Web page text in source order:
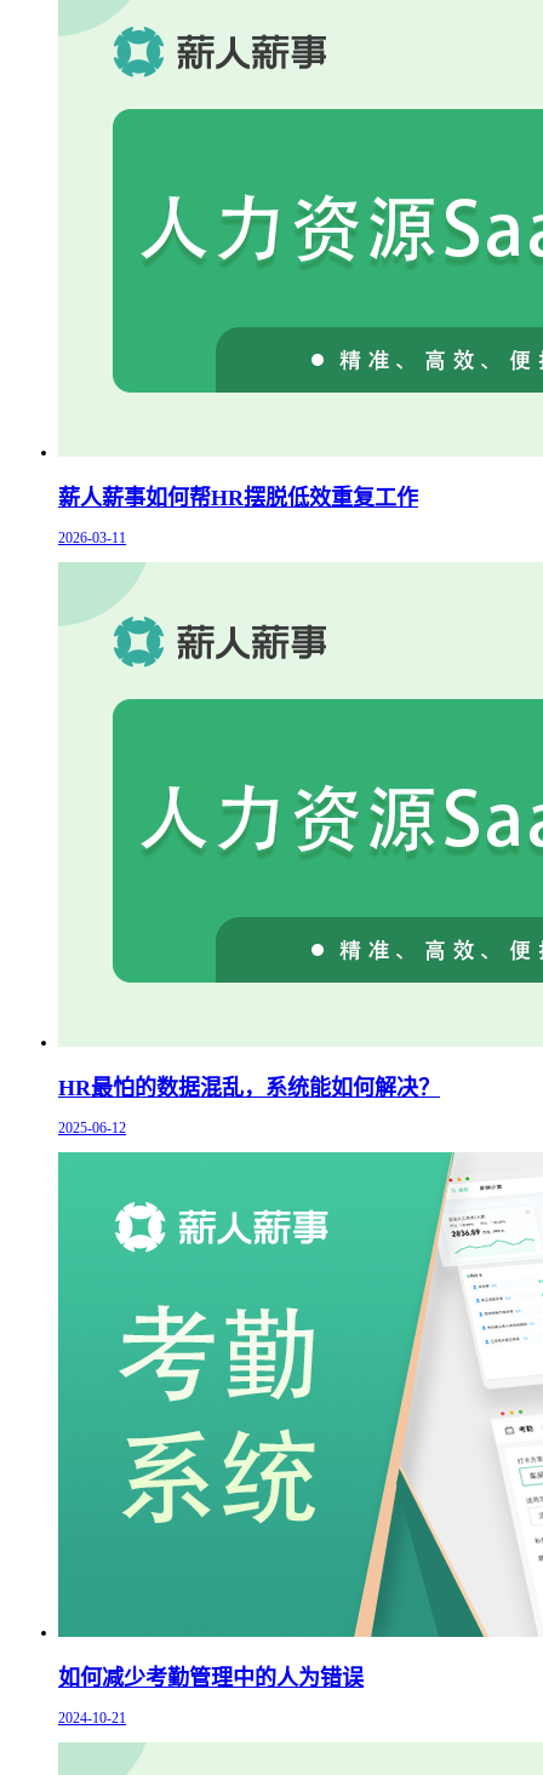
薪人薪事如何帮HR摆脱低效重复工作
2026-03-11
HR最怕的数据混乱，系统能如何解决？
2025-06-12
如何减少考勤管理中的人为错误
2024-10-21